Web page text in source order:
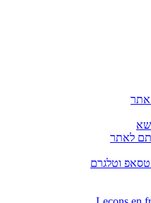
לאתר
וטלגרם